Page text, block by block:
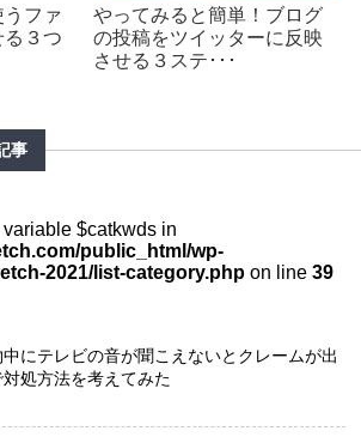
ファ
３つ
やってみると簡単！ブログ
の投稿をツイッターに反映
させる３ステ･･･
事
$catkwds in
public_html/wp-
2021/list-category.php on line 39
にテレビの音が聞こえないとクレームが出
対処方法を考えてみた